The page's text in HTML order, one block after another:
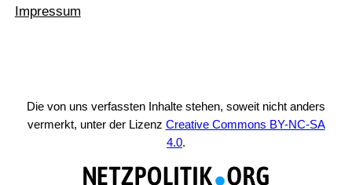
Impressum
Die von uns verfassten Inhalte stehen, soweit nicht anders
vermerkt, unter der Lizenz Creative Commons BY-NC-SA
4.0.